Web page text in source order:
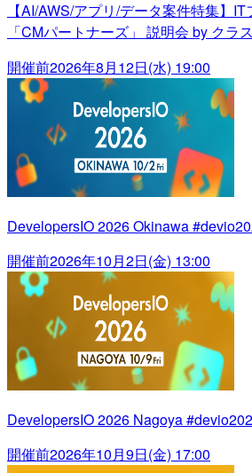
【AI/AWS/アプリ/データ案件特集】
「CMパートナーズ」 説明会 by クラ
開催前2026年8月12日(水) 19:00
DevelopersIO 2026 Okinawa
開催前2026年10月2日(金) 13:00
DevelopersIO 2026 Nagoya
開催前2026年10月9日(金) 17:00